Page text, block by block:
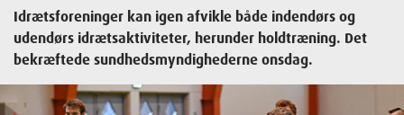
Idrætsforeninger kan igen afvikle både indendørs og
udendørs idrætsaktiviteter, herunder holdtræning. Det
bekræftede sundhedsmyndighederne onsdag.